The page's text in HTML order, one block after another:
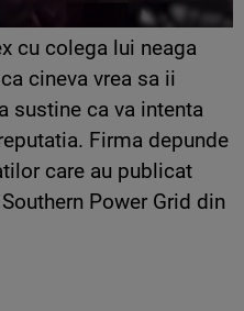
cu colega lui neaga
cineva vrea sa ii
sustine ca va intenta
Firma depunde
care au publicat
Power Grid din